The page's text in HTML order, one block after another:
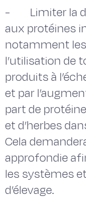
- Limiter la
aux protéines
notamment
l’utilisation de
produits à
et par
part de
et d’herbes
Cela
approfondie
les systèmes
d’élevage.